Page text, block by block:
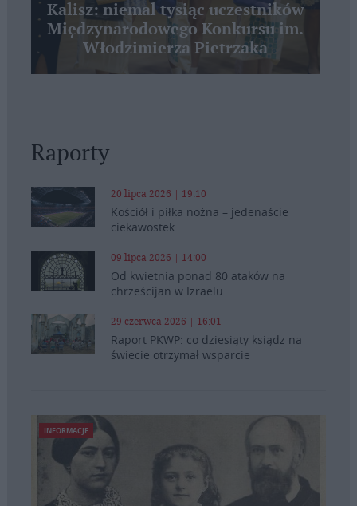
Kalisz: niemal tysiąc uczestników
Międzynarodowego Konkursu im.
Włodzimierza Pietrzaka
Raporty
20 lipca 2026 | 19:10
Kościół i piłka nożna – jedenaście
ciekawostek
09 lipca 2026 | 14:00
Od kwietnia ponad 80 ataków na
chrześcijan w Izraelu
29 czerwca 2026 | 16:01
Raport PKWP: co dziesiąty ksiądz na
świecie otrzymał wsparcie
INFORMACJE